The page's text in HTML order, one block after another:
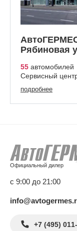
Рябиновая
55 автомобилей
Сервисный
подробнее
Официальный дилер
с 9:00 до 21:00
+7 (495)